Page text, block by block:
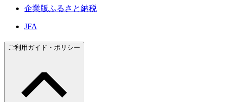
企業版ふるさと納税
JFA
ご利用ガイド・ポリシー